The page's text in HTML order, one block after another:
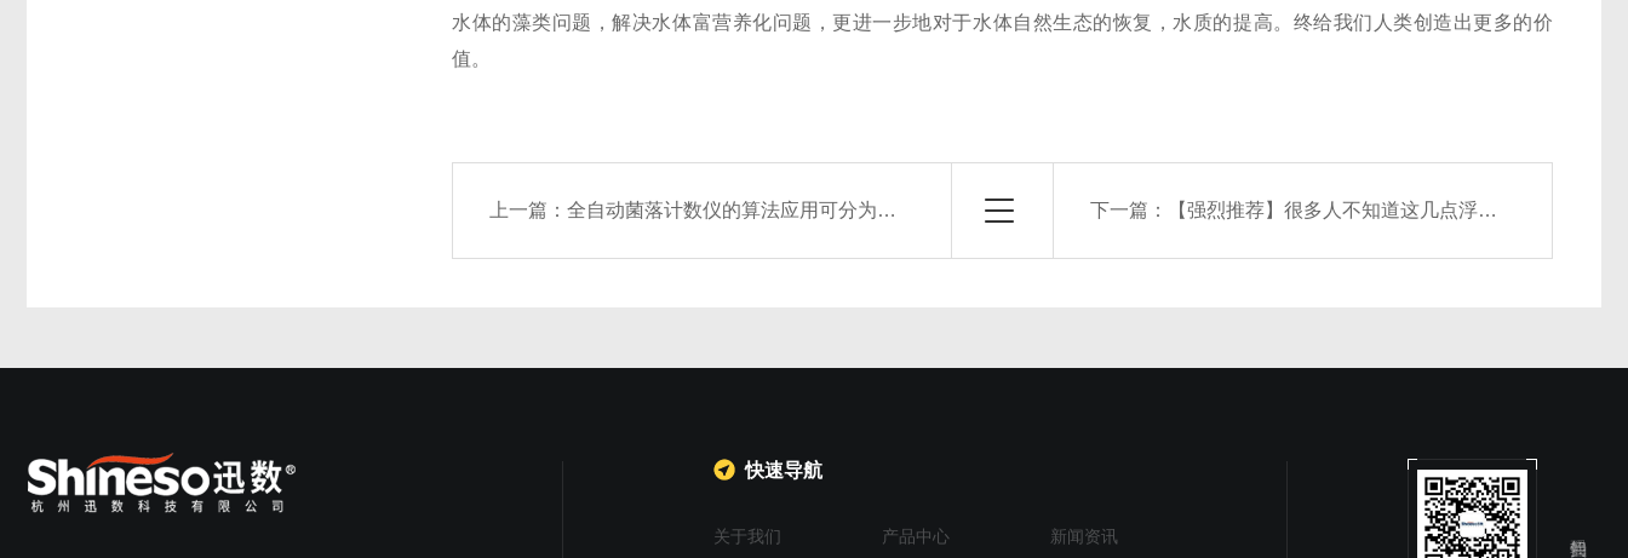
水体的藻类问题，解决水体富营养化问题，更进一步地对于水体自然生态的恢复，水质的提高。终给我们人类创造出更多的价
值。
上一篇：全自动菌落计数仪的算法应用可分为三种 下一篇： 【强烈推荐】很多人不知道这几点浮游生物分析联用仪的秘密
快速导航
关于我们 产品中心 新闻资讯